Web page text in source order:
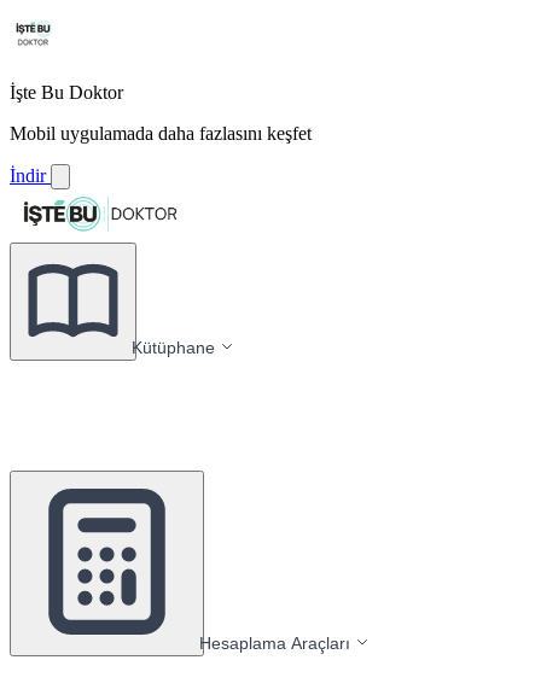
İşte Bu Doktor
Mobil uygulamada daha fazlasını keşfet
İndir
Kütüphane
Hesaplama Araçları